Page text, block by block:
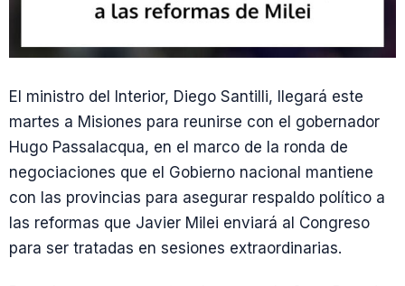
El ministro del Interior, Diego Santilli, llegará este
martes a Misiones para reunirse con el gobernador
Hugo Passalacqua, en el marco de la ronda de
negociaciones que el Gobierno nacional mantiene
con las provincias para asegurar respaldo político a
las reformas que Javier Milei enviará al Congreso
para ser tratadas en sesiones extraordinarias.